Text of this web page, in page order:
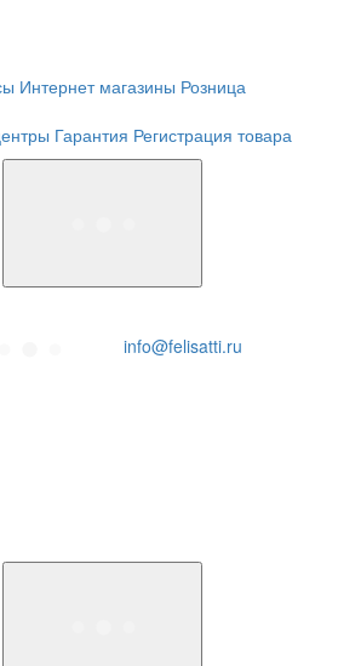
Интернет магазины Розница
Гарантия Регистрация товара
info@felisatti.ru